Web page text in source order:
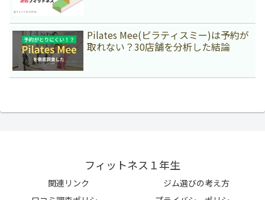
Pilates Mee(ピラティスミー)は予約が
取れない？30店舗を分析した結論
フィットネス１年生
関連リンク
ジム選びの考え方